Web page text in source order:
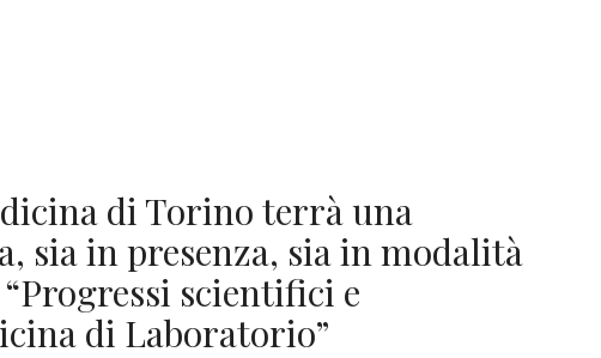
di Torino terrà una
sia in presenza, sia in modalità
scientifici e
di Laboratorio”